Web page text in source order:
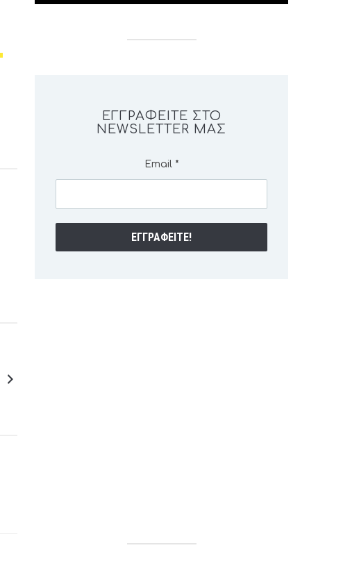
ΕΓΓΡΑΦΕΊΤΕ ΣΤΟ
NEWSLETTER ΜΑΣ
Email *